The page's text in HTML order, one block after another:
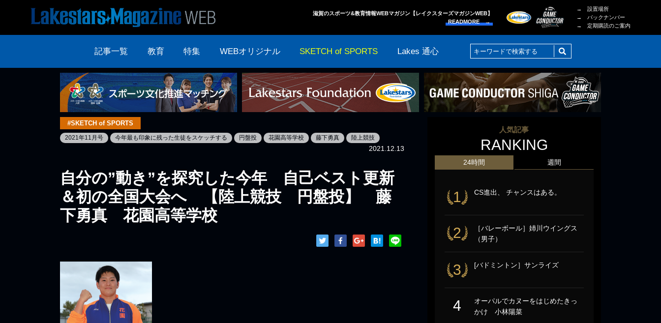
滋賀のスポーツ&教育情報WEBマガジン【レイクスターズマガジンWEB】
READMORE →
→ 設置場所
→ バックナンバー
→ 定期購読のご案内
記事一覧 教育 特集 WEBオリジナル SKETCH of SPORTS Lakes 通心
#SKETCH of SPORTS
2021年11月号 今年最も印象に残った生徒をスケッチする 円盤投 花園高等学校 藤下勇真 陸上競技
2021.12.13
自分の”動き”を探究した今年 自己ベスト更新
＆初の全国大会へ 【陸上競技 円盤投】 藤
下勇真 花園高等学校
人気記事
RANKING
24時間
1 CS進出、 チャンスはある。
2
［バレーボール］姉川ウイングス
（男子）
3 [バドミントン］サンライズ
4
オーパルでカヌーをはじめたきっ
かけ 小林陽菜
週間